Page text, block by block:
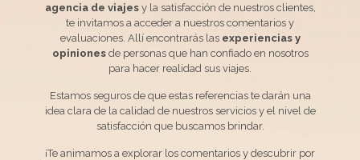
agencia de viajesy la satisfacción de nuestros clientes,
te invitamos a acceder a nuestros comentarios y
evaluaciones. Allí encontrarás las experiencias y
opinionesde personas que han confiado en nosotros
para hacer realidad sus viajes.
Estamos seguros de que estas referencias te darán una
idea clara de la calidad de nuestros servicios y el nivel de
satisfacción que buscamos brindar.
¡Te animamos a explorar los comentarios y descubrir por